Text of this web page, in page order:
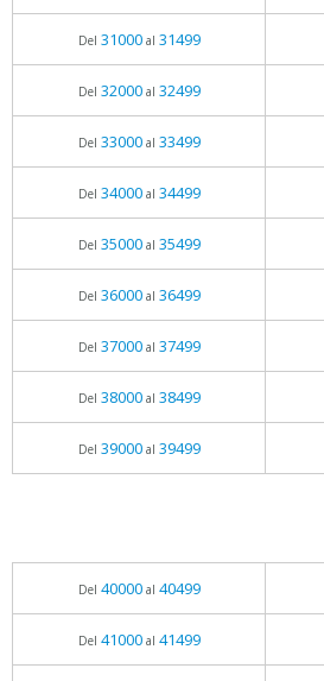
Del 31000al 31499
Del 32000al 32499
Del 33000al 33499
Del 34000al 34499
Del 35000al 35499
Del 36000al 36499
Del 37000al 37499
Del 38000al 38499
Del 39000al 39499
Del 40000al 40499
Del 41000al 41499